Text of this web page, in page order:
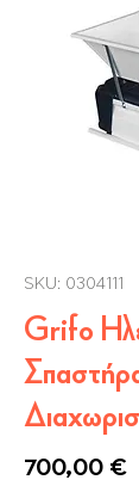
SKU: 0304111
Grifo
700,00 €